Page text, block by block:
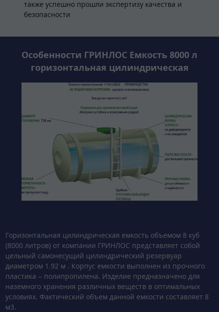
также успешно прошли экспертизу качества и
безопасности
Особенности ГРИНЛОС Емкость 8000 л
горизонтальная цилиндрическая
Горизонтальная цилиндрическая емкость объемом 8 куб
(8000 литров) от компании ГРИНЛОС представляет собой
цельный самонесущий цилиндрический резервуар
диаметром 1.92 м . Корпус емкости выполнен из прочного
пластика – полипропилена. Изделие предназначено для
наземного хранения различных веществ в оптимальных
условиях. Фактический объем данной емкости составляет 8
м3.